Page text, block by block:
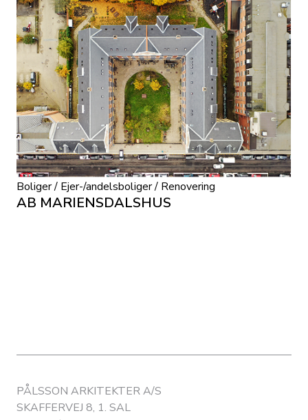
Boliger / Ejer-/andelsboliger / Renovering
AB MARIENSDALSHUS
PÅLSSON ARKITEKTER A/S
SKAFFERVEJ 8, 1. SAL